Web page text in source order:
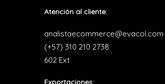
Atención al cliente:
analistaecommerce@evacol.com
(+57) 310 210 2738
602 Ext
Exportaciones: